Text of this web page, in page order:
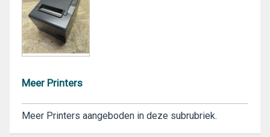
Meer Printers
Meer Printers aangeboden in deze subrubriek.